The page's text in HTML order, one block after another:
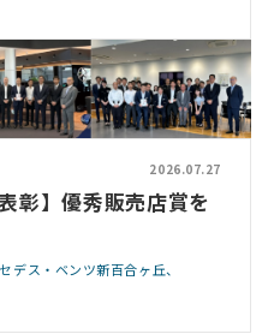
2026.07.27
彰】優秀販売店賞を
デス・ベンツ新百合ヶ丘